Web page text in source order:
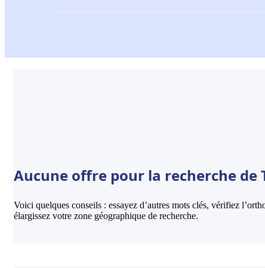
Aucune offre pour la recherche de
Voici quelques conseils : essayez d’autres mots clés, vérifiez
élargissez votre zone géographique de recherche.